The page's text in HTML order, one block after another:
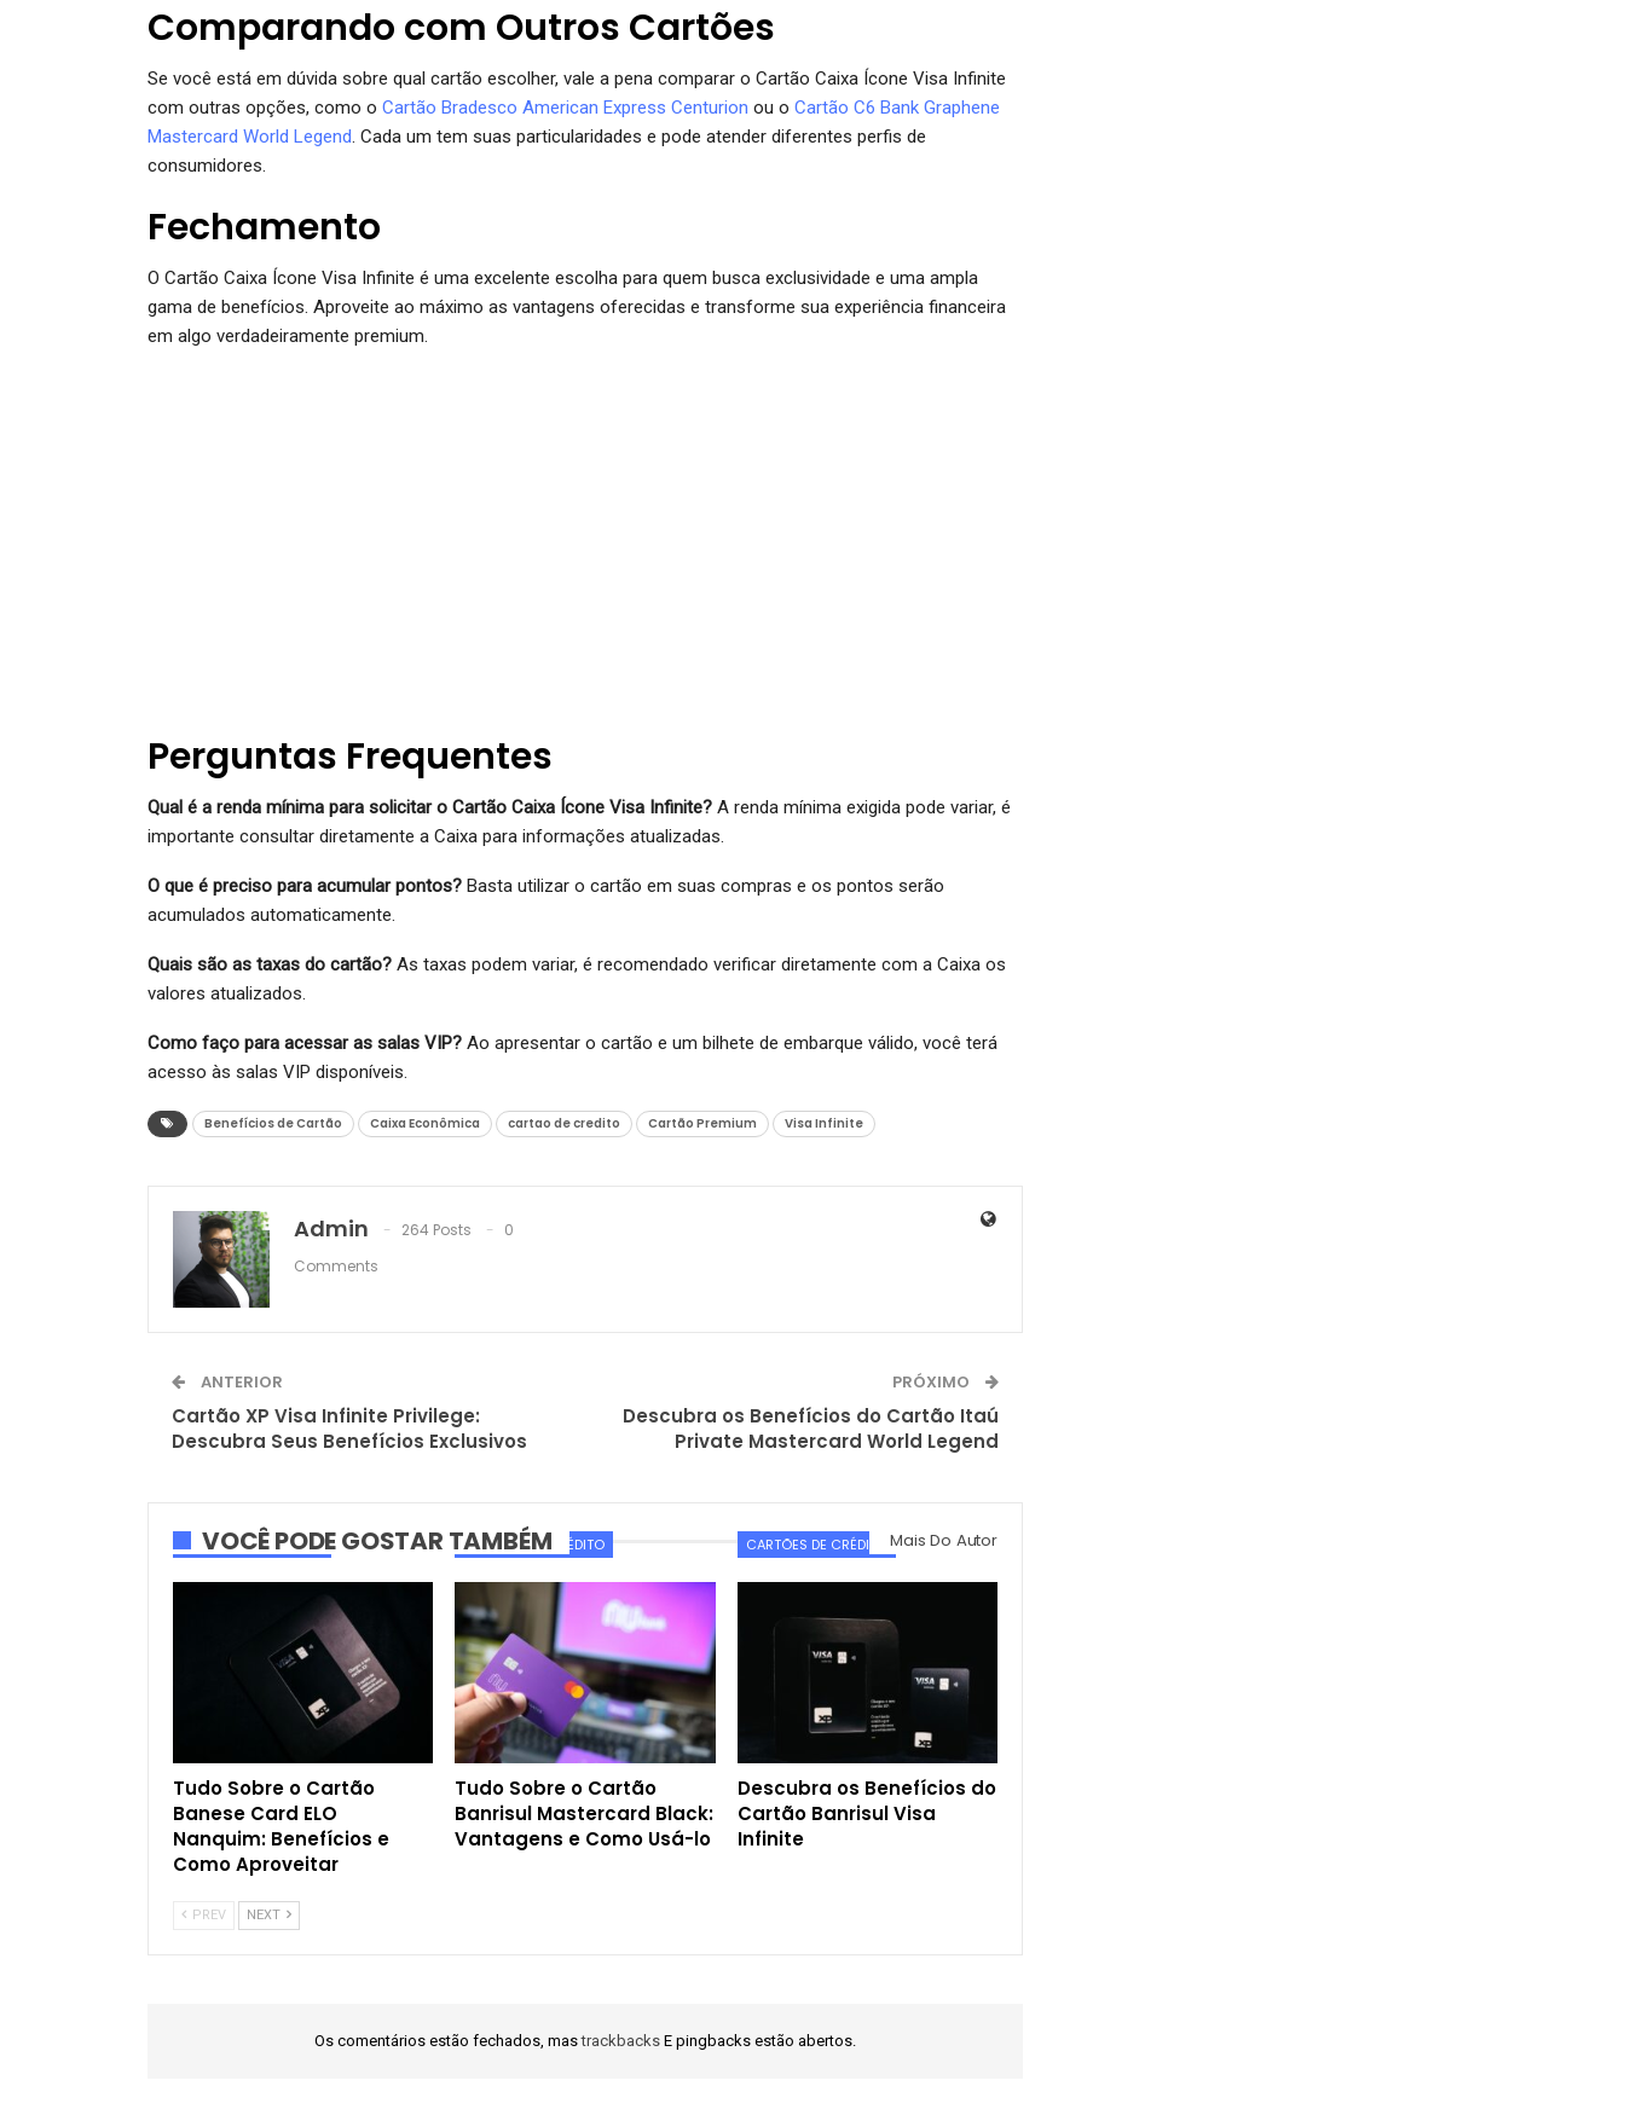
Comparando com Outros Cartões
Se você está em dúvida sobre qual cartão escolher, vale a pena comparar o Cartão Caixa Ícone Visa Infinite
com outras opções, como o Cartão Bradesco American Express Centurion ou o Cartão C6 Bank Graphene
Mastercard World Legend. Cada um tem suas particularidades e pode atender diferentes perfis de
consumidores.
Fechamento
O Cartão Caixa Ícone Visa Infinite é uma excelente escolha para quem busca exclusividade e uma ampla
gama de benefícios. Aproveite ao máximo as vantagens oferecidas e transforme sua experiência financeira
em algo verdadeiramente premium.
Perguntas Frequentes
Qual é a renda mínima para solicitar o Cartão Caixa Ícone Visa Infinite? A renda mínima exigida pode variar, é
importante consultar diretamente a Caixa para informações atualizadas.
O que é preciso para acumular pontos? Basta utilizar o cartão em suas compras e os pontos serão
acumulados automaticamente.
Quais são as taxas do cartão? As taxas podem variar, é recomendado verificar diretamente com a Caixa os
valores atualizados.
Como faço para acessar as salas VIP? Ao apresentar o cartão e um bilhete de embarque válido, você terá
acesso às salas VIP disponíveis.
Benefícios de Cartão Caixa Econômica cartao de credito Cartão Premium Visa Infinite
Admin 264 Posts
0
Comments
ANTERIOR
Cartão XP Visa Infinite Privilege:
Descubra Seus Benefícios Exclusivos
PRÓXIMO
Descubra os Benefícios do Cartão Itaú
Private Mastercard World Legend
VOCÊ PODE GOSTAR TAMBÉM Mais Do Autor
CARTÕES DE CRÉDITO
Tudo Sobre o Cartão
Banese Card ELO
Nanquim: Benefícios e
Como Aproveitar
CARTÕES DE CRÉDITO
Tudo Sobre o Cartão
Banrisul Mastercard Black:
Vantagens e Como Usá-lo
CARTÕES DE CRÉDITO
Descubra os Benefícios do
Cartão Banrisul Visa
Infinite
PREV NEXT
Os comentários estão fechados, mastrackbacks E pingbacks estão abertos.